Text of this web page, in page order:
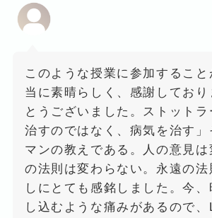
このような授業に参加するこ
当に素晴らしく、感謝してお
とうございました。ストット
治すのではなく、病気を治す」
マンの教えである。人の意見は
の法則は変わらない。永遠の
しにとても感銘しました。今
し込むような痛みがあるので